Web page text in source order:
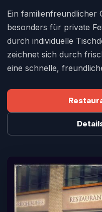
Ein familienfreundlicher
besonders für private
durch individuelle
zeichnet sich durch
eine schnelle,